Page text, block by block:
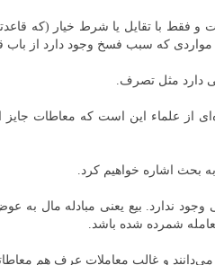
با تقایل یا شرط خیار (که قاعدتا
که سبب فسخ وجود دارد از باب
دارد مثل تصرف.
از علماء این است که معاطات
بحث اشاره خواهیم کرد.
وجود ندارد. بیع یعنی مبادله مال
شمرده شده باشد.
می‌دانند و غالب معاملات عرف هم